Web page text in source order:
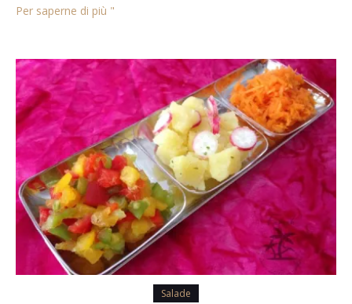
Per saperne di più "
Salade